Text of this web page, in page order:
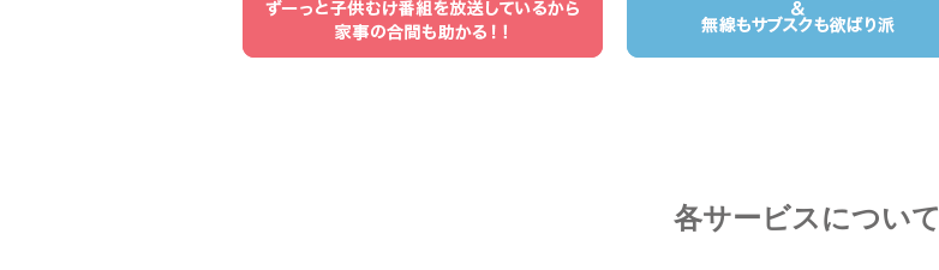
各サービスについて